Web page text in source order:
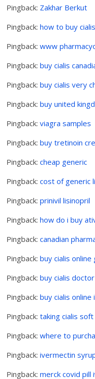
Pingback: Zakhar Berkut
Pingback:how to buy
Pingback:www
Pingback:buy cialis
Pingback:buy cialis very
Pingback:buy united
Pingback:viagra samples
Pingback:buy tretinoin
Pingback:cheap generic
Pingback:cost of generic
Pingback:prinivil lisinopril
Pingback:how do i buy
Pingback:canadian
Pingback:buy cialis online
Pingback:buy cialis doctor
Pingback:buy cialis online
Pingback:taking cialis
Pingback:where to
Pingback:ivermectin
Pingback:merck covid pill